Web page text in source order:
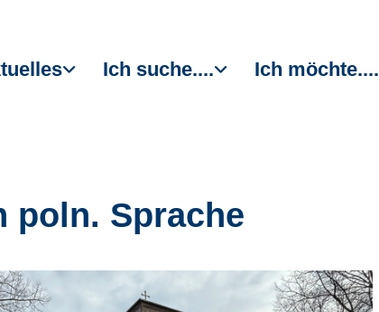
Ich suche.... Ich möchte....
poln. Sprache